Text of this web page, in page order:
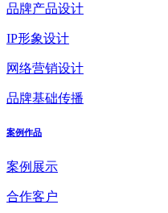
品牌产品设计
IP形象设计
网络营销设计
品牌基础传播
案例作品
案例展示
合作客户